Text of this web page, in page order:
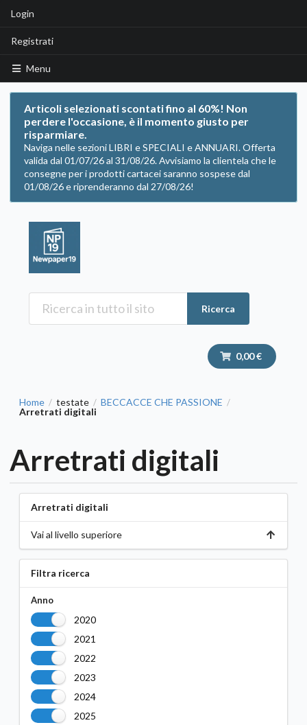
Login
Registrati
Menu
Articoli selezionati scontati fino al 60%! Non
perdere l'occasione, è il momento giusto per
risparmiare.
Naviga nelle sezioni LIBRI e SPECIALI e ANNUARI. Offerta
valida dal 01/07/26 al 31/08/26. Avvisiamo la clientela che le
consegne per i prodotti cartacei saranno sospese dal
01/08/26 e riprenderanno dal 27/08/26!
Ricerca
0,00 €
Home / testate / BECCACCE CHE PASSIONE /
Arretrati digitali
Arretrati digitali
Arretrati digitali
Vai al livello superiore
Filtra ricerca
Anno
2020
2021
2022
2023
2024
2025